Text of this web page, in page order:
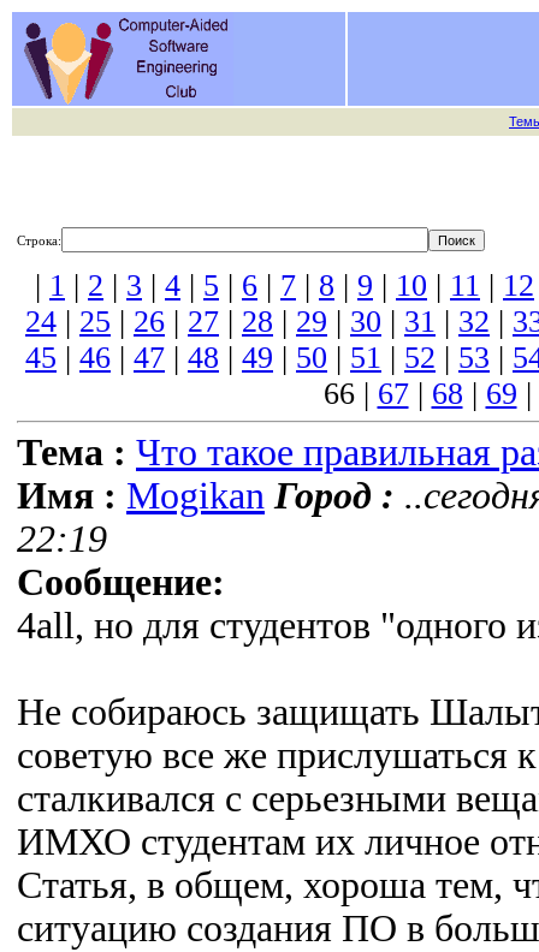
Строка:
| 1 | 2 | 3 | 4 | 5 | 6 | 7 | 8 | 9 | 10 | 11 | 12
24 | 25 | 26 | 27 | 28 | 29 | 30 | 31 | 32 |
45 | 46 | 47 | 48 | 49 | 50 | 51 | 52 | 53 |
66 | 67| 68 | 69 |
Тема : Что такое правильная
Имя : Mogikan Город :
22:19
Сообщение:
4all, но для студентов "одного
Не собираюсь защищать
советую все же прислушаться
сталкивался с серьезными
ИМХО студентам их личное
Статья, в общем, хороша тем,
ситуацию создания ПО в